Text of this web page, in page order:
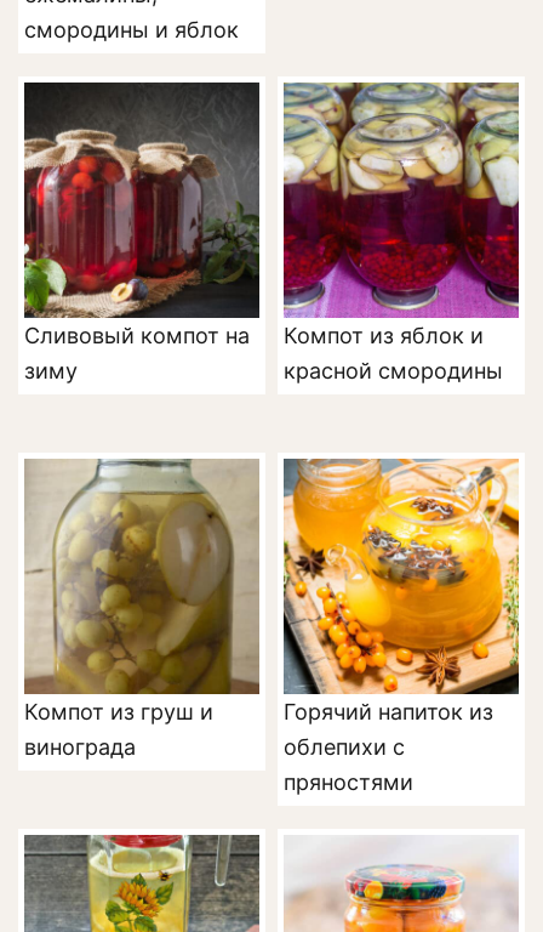
смородины и яблок
Сливовый компот на
зиму
Компот из яблок и
красной смородины
Компот из груш и
винограда
Горячий напиток из
облепихи с
пряностями